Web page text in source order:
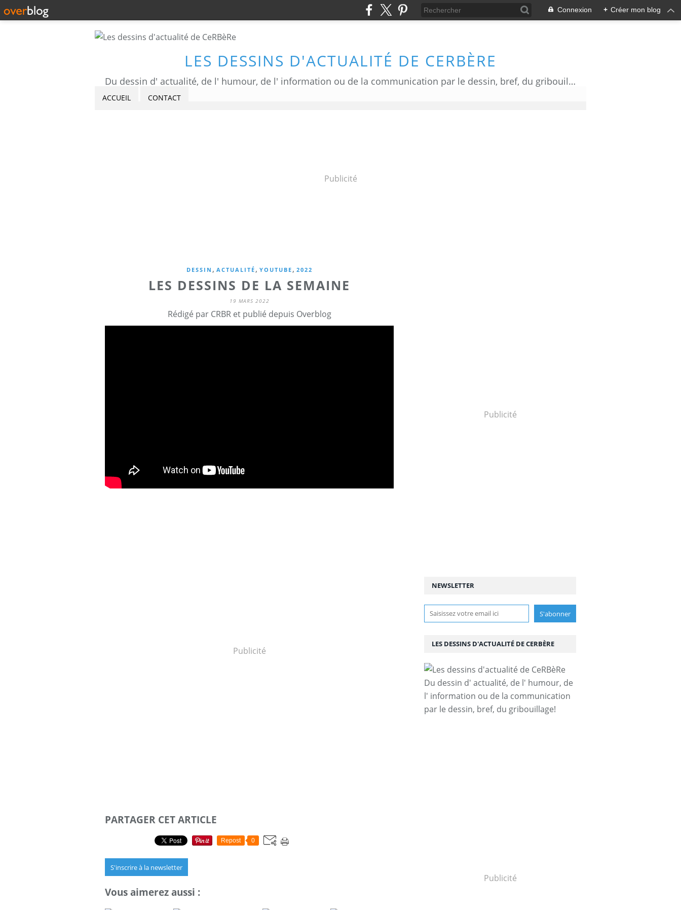
Connexion + Créer mon blog
LES DESSINS D'ACTUALITÉ DE CERBÈRE
Du dessin d' actualité, de l' humour, de l' information ou de la communication par le dessin, bref, du gribouillage!
ACCUEIL CONTACT
Publicité
DESSIN , ACTUALITÉ , YOUTUBE , 2022
LES DESSINS DE LA SEMAINE
19 MARS 2022
Rédigé par CRBR et publié depuis Overblog
Publicité
PARTAGER CET ARTICLE
Repost 0
S'inscrire à la newsletter
Vous aimerez aussi :
Publicité
NEWSLETTER
LES DESSINS D'ACTUALITÉ DE CERBÈRE
Du dessin d' actualité, de l' humour, de
l' information ou de la communication
par le dessin, bref, du gribouillage!
Publicité